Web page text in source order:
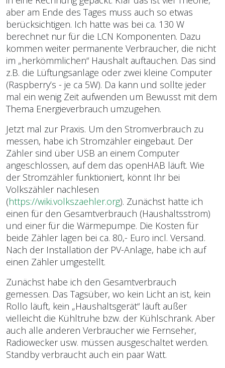
aber am Ende des Tages muss auch so etwas
berücksichtigen. Ich hatte was bei ca. 130 W
berechnet nur für die LCN Komponenten. Dazu
kommen weiter permanente Verbraucher, die nicht
im „herkömmlichen“ Haushalt auftauchen. Das sind
z.B. die Lüftungsanlage oder zwei kleine Computer
(Raspberry’s - je ca 5W). Da kann und sollte jeder
mal ein wenig Zeit aufwenden um Bewusst mit dem
Thema Energieverbrauch umzugehen.
Jetzt mal zur Praxis. Um den Stromverbrauch zu
messen, habe ich Stromzähler eingebaut. Der
Zähler sind über USB an einem Computer
angeschlossen, auf dem das openHAB läuft. Wie
der Stromzähler funktioniert, könnt Ihr bei
Volkszähler nachlesen
(https://wiki.volkszaehler.org). Zunächst hatte ich
einen für den Gesamtverbrauch (Haushaltsstrom)
und einer für die Wärmepumpe. Die Kosten für
beide Zähler lagen bei ca. 80,- Euro incl. Versand.
Nach der Installation der PV-Anlage, habe ich auf
einen Zähler umgestellt.
Zunächst habe ich den Gesamtverbrauch
gemessen. Das Tagsüber, wo kein Licht an ist, kein
Rollo läuft, kein „Haushaltsgerät“ läuft außer
vielleicht die Kühltruhe bzw. der Kühlschrank. Aber
auch alle anderen Verbraucher wie Fernseher,
Radiowecker usw. müssen ausgeschaltet werden.
Standby verbraucht auch ein paar Watt.